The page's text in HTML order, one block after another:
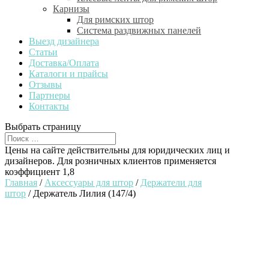
Карнизы
Для римских штор
Система раздвижных панелей
Выезд дизайнера
Статьи
Доставка/Оплата
Каталоги и прайсы
Отзывы
Партнеры
Контакты
Выбрать страницу
Цены на сайте действительны для юридических лиц и
дизайнеров. Для розничных клиентов применяется
коэффициент 1,8
Главная / Аксессуары для штор / Держатели для
штор / Держатель Лилия (147/4)